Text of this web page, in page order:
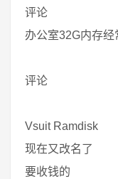
评论
办公室32G内存经
评论
Vsuit Ramdisk
现在又改名了
要收钱的